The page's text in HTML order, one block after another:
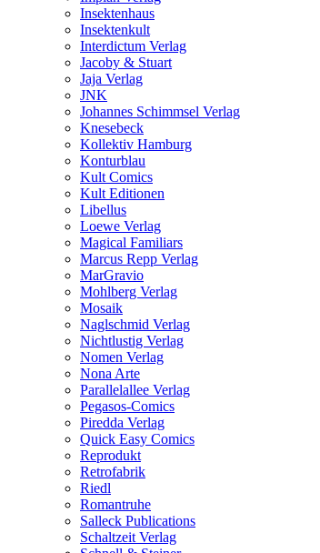
Insektenhaus
Insektenkult
Interdictum Verlag
Jacoby & Stuart
Jaja Verlag
JNK
Johannes Schimmsel Verlag
Knesebeck
Kollektiv Hamburg
Konturblau
Kult Comics
Kult Editionen
Libellus
Loewe Verlag
Magical Familiars
Marcus Repp Verlag
MarGravio
Mohlberg Verlag
Mosaik
Naglschmid Verlag
Nichtlustig Verlag
Nomen Verlag
Nona Arte
Parallelallee Verlag
Pegasos-Comics
Piredda Verlag
Quick Easy Comics
Reprodukt
Retrofabrik
Riedl
Romantruhe
Salleck Publications
Schaltzeit Verlag